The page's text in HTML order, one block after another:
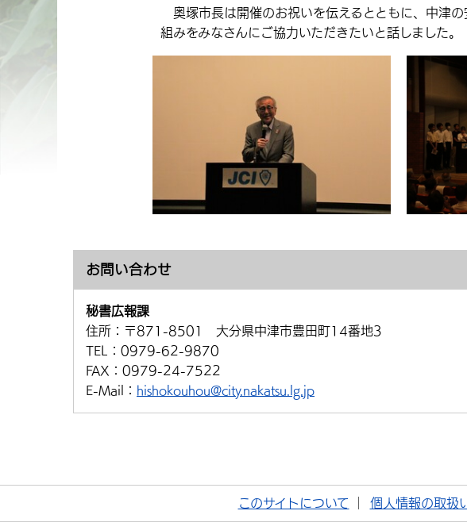
奥塚市長は開催のお祝いを伝えるとともに、中津の
組みをみなさんにご協力いただきたいと話しました。
お問い合わせ
秘書広報課
住所： 〒871-8501 大分県中津市豊田町14番地3
TEL： 0979-62-9870
FAX： 0979-24-7522
E-Mail： hishokouhou@city.nakatsu.lg.jp
このサイトについて 個人情報の取扱